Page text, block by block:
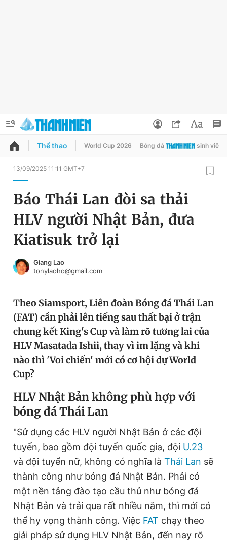
QUẢNG CÁO ĐẶT BÁO
Chuyên mục
Chuyên mục khác
Chào ngày mới
Video Magazine
Sản phẩm khác
Tiện ích
Thông tin tòa soạn
Đọc Thanh Niên trên điện thoại
Đổi mật khẩu
Tin đã lưu
Đăng xuất
Thể thao World Cup 2026 Bóng đá sinh viên
13/09/2025 11:11 GMT+7
Báo Thái Lan đòi sa thải
HLV người Nhật Bản, đưa
Kiatisuk trở lại
Giang Lao
tonylaoho@gmail.com
Theo Siamsport, Liên đoàn Bóng đá Thái Lan
(FAT) cần phải lên tiếng sau thất bại ở trận
chung kết King's Cup và làm rõ tương lai của
HLV Masatada Ishii, thay vì im lặng và khi
nào thì 'Voi chiến' mới có cơ hội dự World
Cup?
HLV Nhật Bản không phù hợp với
bóng đá Thái Lan
"Sử dụng các HLV người Nhật Bản ở các đội
tuyển, bao gồm đội tuyển quốc gia, đội U.23
và đội tuyển nữ, không có nghĩa là Thái Lan sẽ
thành công như bóng đá Nhật Bản. Phải có
một nền tảng đào tạo cầu thủ như bóng đá
Nhật Bản và trải qua rất nhiều năm, thì mới có
thể hy vọng thành công. Việc FAT chạy theo
giải pháp sử dụng HLV Nhật Bản, đến nay rõ